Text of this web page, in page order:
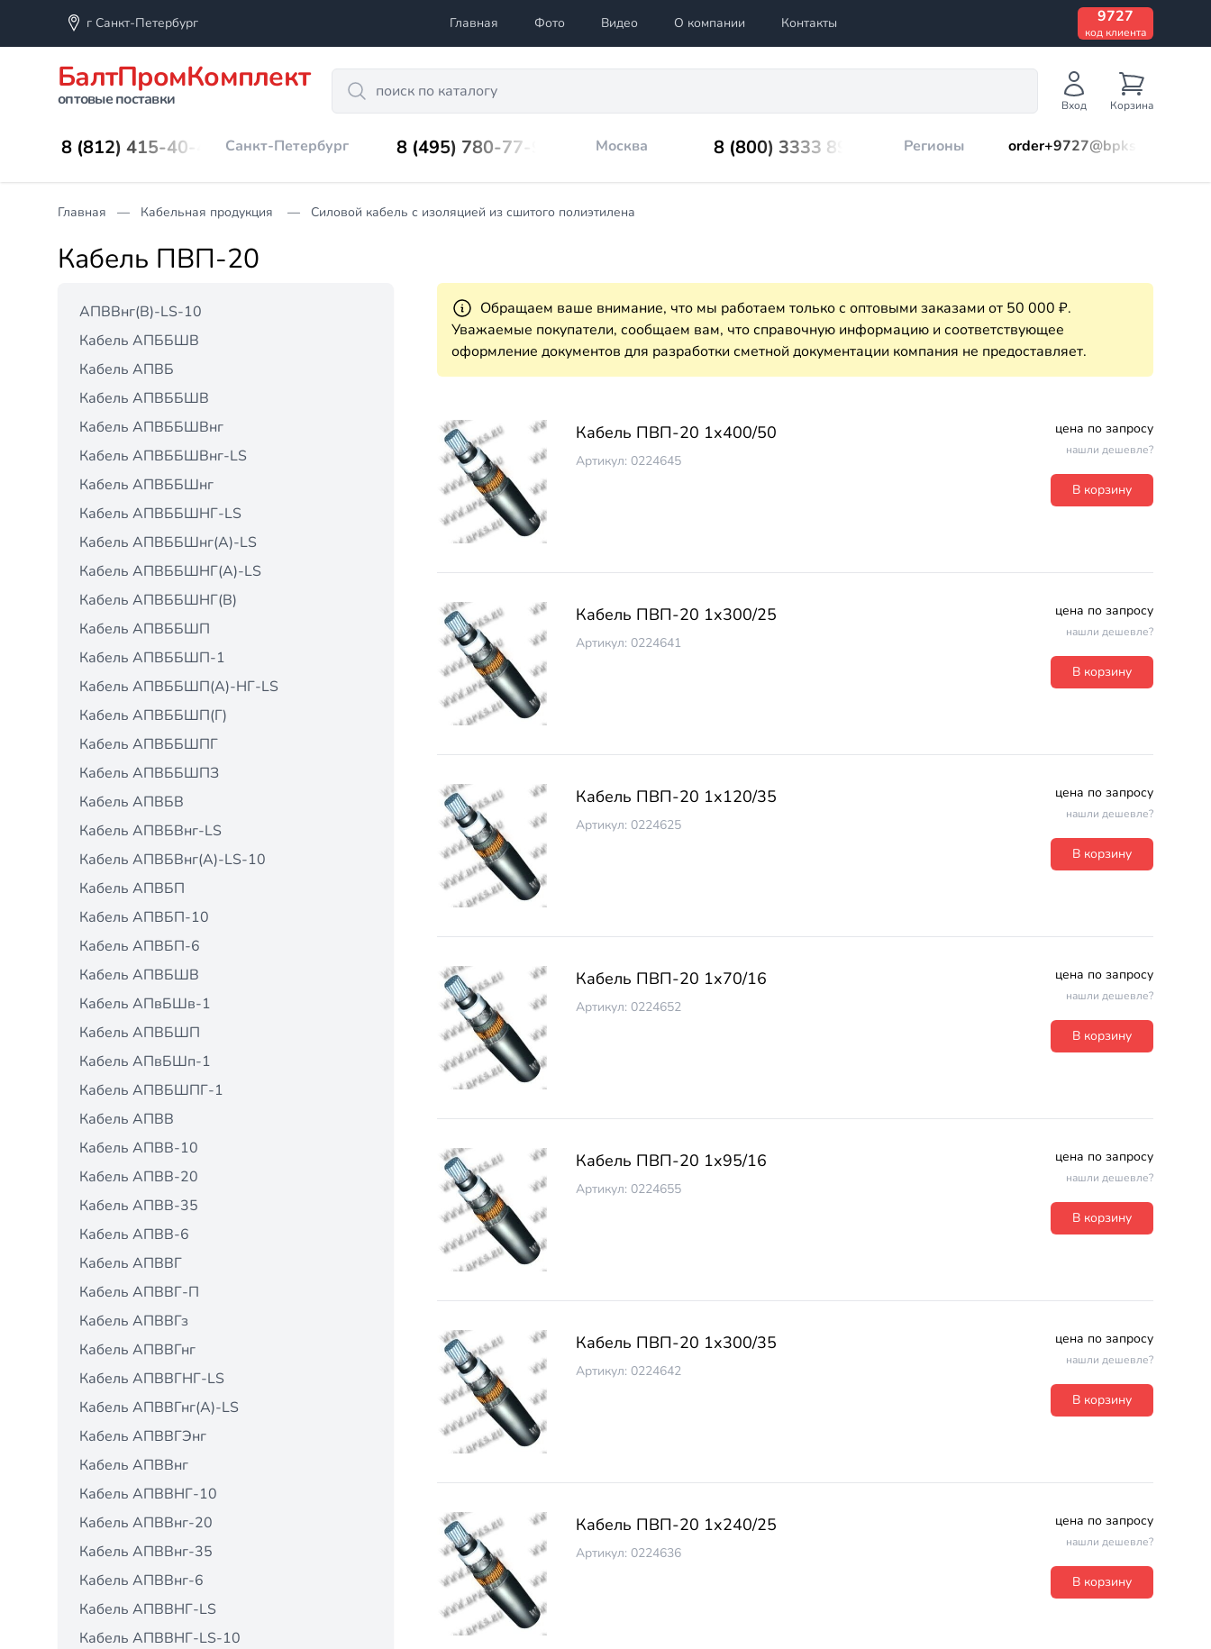
г Санкт-Петербург Главная Фото Видео О компании Контакты 9727
код клиента
БалтПромКомплект
оптовые поставки
Search
Вход Корзина
8 (812) 415-40-45 Санкт-Петербург 8 (495) 780-77-98 Москва 8 (800) 3333 899 Регионы order+9727@bpks.ru
Главная Кабельная продукция Силовой кабель с изоляцией из сшитого полиэтилена
Кабель ПВП-20
АПВВнг(B)-LS-10
Кабель АПББШВ
Кабель АПВБ
Кабель АПВББШВ
Кабель АПВББШВнг
Кабель АПВББШВнг-LS
Кабель АПВББШнг
Кабель АПВББШНГ-LS
Кабель АПВББШнг(A)-LS
Кабель АПВББШНГ(А)-LS
Кабель АПВББШНГ(В)
Кабель АПВББШП
Кабель АПВББШП-1
Кабель АПВББШП(А)-НГ-LS
Кабель АПВББШП(Г)
Кабель АПВББШПГ
Кабель АПВББШПЗ
Кабель АПВБВ
Кабель АПВБВнг-LS
Кабель АПВБВнг(А)-LS-10
Кабель АПВБП
Кабель АПВБП-10
Кабель АПВБП-6
Кабель АПВБШВ
Кабель АПвБШв-1
Кабель АПВБШП
Кабель АПвБШп-1
Кабель АПВБШПГ-1
Кабель АПВВ
Кабель АПВВ-10
Кабель АПВВ-20
Кабель АПВВ-35
Кабель АПВВ-6
Кабель АПВВГ
Кабель АПВВГ-П
Кабель АПВВГз
Кабель АПВВГнг
Кабель АПВВГНГ-LS
Кабель АПВВГнг(А)-LS
Кабель АПВВГЭнг
Кабель АПВВнг
Кабель АПВВНГ-10
Кабель АПВВнг-20
Кабель АПВВнг-35
Кабель АПВВнг-6
Кабель АПВВНГ-LS
Кабель АПВВНГ-LS-10
Обращаем ваше внимание, что мы работаем только с оптовыми заказами от 50 000 ₽.
Уважаемые покупатели, сообщаем вам, что справочную информацию и соответствующее
оформление документов для разработки сметной документации компания не предоставляет.
Кабель ПВП-20 1х400/50
Артикул: 0224645
цена по запросу
нашли дешевле?
В корзину
Кабель ПВП-20 1х300/25
Артикул: 0224641
цена по запросу
нашли дешевле?
В корзину
Кабель ПВП-20 1х120/35
Артикул: 0224625
цена по запросу
нашли дешевле?
В корзину
Кабель ПВП-20 1х70/16
Артикул: 0224652
цена по запросу
нашли дешевле?
В корзину
Кабель ПВП-20 1х95/16
Артикул: 0224655
цена по запросу
нашли дешевле?
В корзину
Кабель ПВП-20 1х300/35
Артикул: 0224642
цена по запросу
нашли дешевле?
В корзину
Кабель ПВП-20 1х240/25
Артикул: 0224636
цена по запросу
нашли дешевле?
В корзину